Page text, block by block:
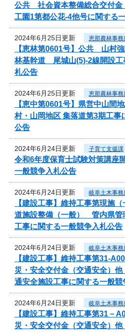
公共 社会資本整備総合交付
工園1第都公花-4他号に関する
2024年6月25日更新 恵那農林事務
【恵林第0601号】公共 山村
林基幹道 尾城山(5)-2線開設工
札公告
2024年6月25日更新 恵那農林事務
【恵中第0601号】県営中山間
村・山岡地区 集落道第3期工事
公告
2024年6月24日更新 子育て支援課
令和6年度保育士試験対策講座
一般競争入札公告
2024年6月24日更新 岐阜土木事務
【建設工事】維持工事第現
道施設整備（一般） 管内県
工事に関する一般競争入札公告
2024年6月24日更新 岐阜土木事務
【建設工事】維持工事第31-
災・安全交付金（交通安全）
通安全施設工事に関する一般競
2024年6月24日更新 岐阜土木事務
【建設工事】維持工事第31
災・安全交付金（交通安全）